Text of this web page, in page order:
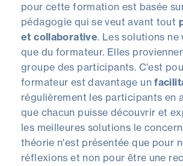
pour cette formation est basée
pédagogie qui se veut avant tout
et collaborative. Les solutions ne
que du formateur. Elles
groupe des participants. C'est
formateur est davantage un
régulièrement les participants en
que chacun puisse découvrir et
les meilleures solutions le
théorie n'est présentée que pour
réflexions et non pour être une